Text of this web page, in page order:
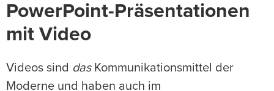
PowerPoint-Präsentationen
mit Video
Videos sind dasKommunikationsmittel der
Moderne und haben auch im